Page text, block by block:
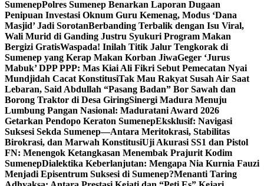
SumenepPolres Sumenep Benarkan Laporan Dugaan
Penipuan Investasi Oknum Guru Kemenag, Modus ‘Dana
Masjid’ Jadi SorotanBerbanding Terbalik dengan Isu Viral,
Wali Murid di Ganding Justru Syukuri Program Makan
Bergizi GratisWaspada! Inilah Titik Jalur Tengkorak di
Sumenep yang Kerap Makan Korban JiwaGeger ‘Jurus
Mabuk’ DPP PPP: Mas Kiai Ali Fikri Sebut Pemecatan Nyai
Mundjidah Cacat KonstitusiTak Mau Rakyat Susah Air Saat
Lebaran, Said Abdullah “Pasang Badan” Bor Sawah dan
Borong Traktor di Desa GiringSinergi Madura Menuju
Lumbung Pangan Nasional: Maduratani Award 2026
Getarkan Pendopo Keraton SumenepEksklusif: Navigasi
Suksesi Sekda Sumenep—Antara Meritokrasi, Stabilitas
Birokrasi, dan Marwah KonstitusiUji Akurasi SS1 dan Pistol
FN: Menengok Ketangkasan Menembak Prajurit Kodim
SumenepDialektika Keberlanjutan: Mengapa Nia Kurnia Fauzi
Menjadi Episentrum Suksesi di Sumenep?Menanti Taring